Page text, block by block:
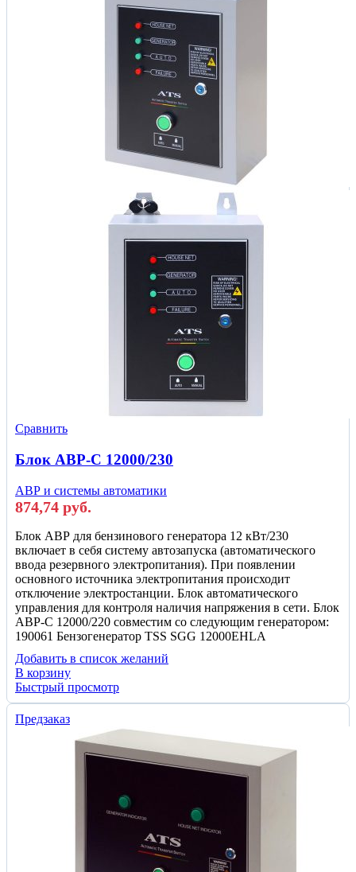
Сравнить
Блок АВР-С 12000/230
АВР и системы автоматики
874,74 руб.
Блок АВР для бензинового генератора 12 кВт/230
включает в себя систему автозапуска (автоматического
ввода резервного электропитания). При появлении
основного источника электропитания происходит
отключение электростанции. Блок автоматического
управления для контроля наличия напряжения в сети. Блок
АВР-С 12000/220 совместим со следующим генератором:
190061 Бензогенератор TSS SGG 12000EHLA
Добавить в список желаний
В корзину
Быстрый просмотр
Предзаказ